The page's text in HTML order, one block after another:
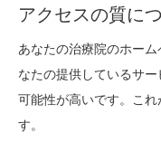
アクセスの質に
あなたの治療院のホー
なたの提供しているサ
可能性が高いです。こ
す。